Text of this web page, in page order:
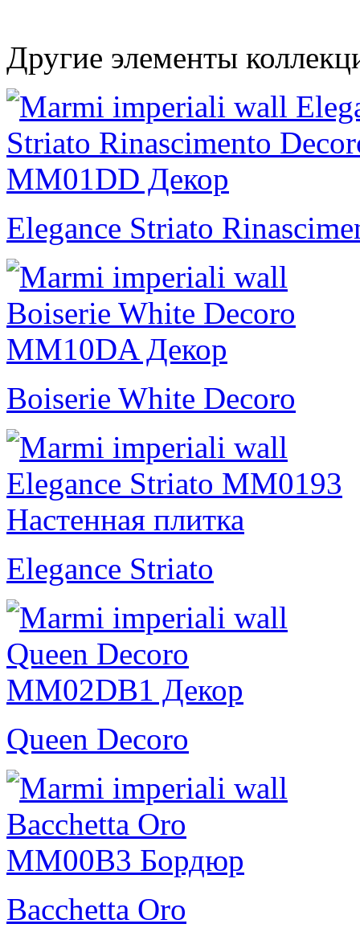
Другие элементы
Elegance Striato
Boiserie White Decoro
Elegance Striato
Queen Decoro
Bacchetta Oro